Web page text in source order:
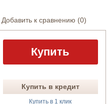
Добавить к сравнению (0)
Купить
Купить в кредит
Купить в 1 клик